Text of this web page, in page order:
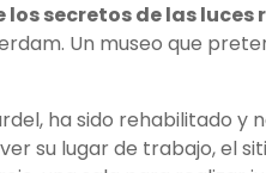
los secretos de las luces
Un museo que
ha sido rehabilitado
su lugar de trabajo, el